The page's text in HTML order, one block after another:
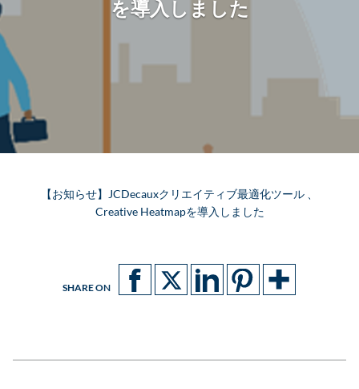
を導入しました
【お知らせ】JCDecauxクリエイティブ最適化ツール 、
Creative Heatmapを導入しました
SHARE ON